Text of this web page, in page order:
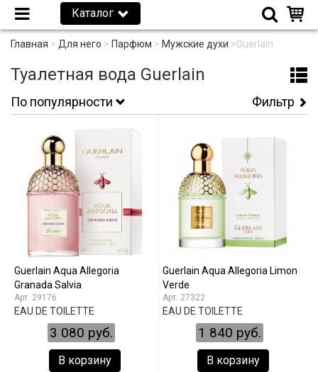
Каталог
Главная > Для него > Парфюм > Мужские духи >Guerlain
Туалетная вода Guerlain
По популярности Фильтр
Guerlain Aqua Allegoria
Granada Salvia
29176
EAU DE TOILETTE
3 080 руб.
В корзину
Guerlain Aqua Allegoria Limon
Verde
27322
EAU DE TOILETTE
1 840 руб.
В корзину